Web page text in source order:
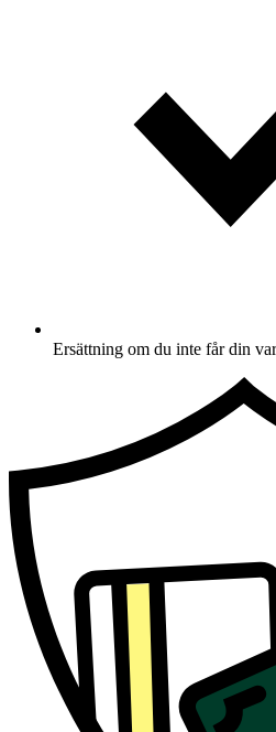
Ersättning om du inte får din